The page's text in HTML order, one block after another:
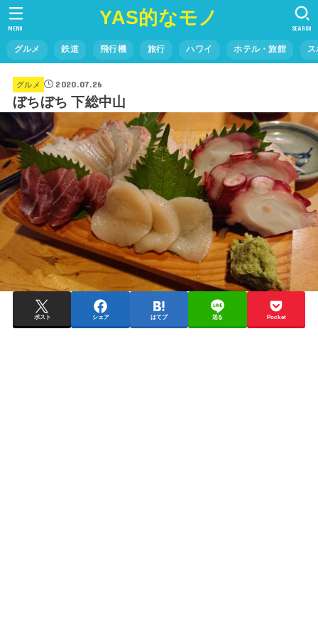
YAS的なモノ
グルメ 鉄道 飛行機 旅行 ハワイ ホテル・旅館
SEARCH
MENU
グルメ 2020.07.26
ぼちぼち 下総中山
ポスト シェア はてブ 送る Pocket